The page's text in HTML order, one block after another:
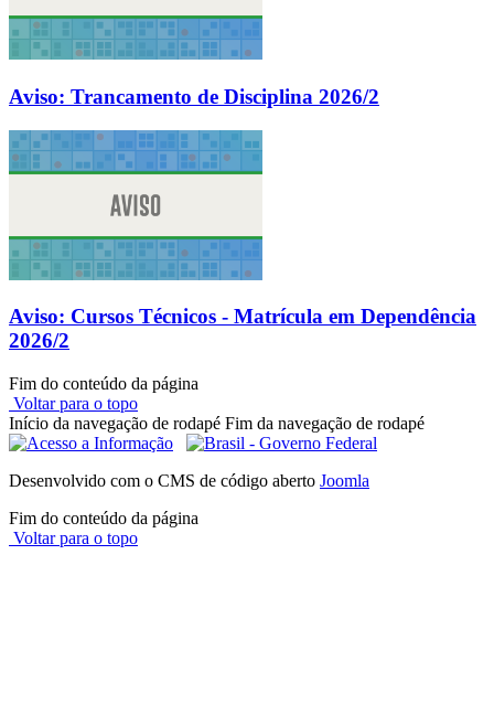
Aviso: Trancamento de Disciplina 2026/2
Aviso: Cursos Técnicos - Matrícula em Dependência
2026/2
Fim do conteúdo da página
Voltar para o topo
Início da navegação de rodapé Fim da navegação de rodapé
Desenvolvido com o CMS de código aberto Joomla
Fim do conteúdo da página
Voltar para o topo